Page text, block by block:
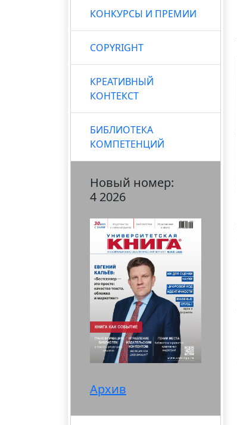
КОНКУРСЫ И ПРЕМИИ
COPYRIGHT
КРЕАТИВНЫЙ
КОНТЕКСТ
БИБЛИОТЕКА
КОМПЕТЕНЦИЙ
Новый номер:
4 2026
Архив